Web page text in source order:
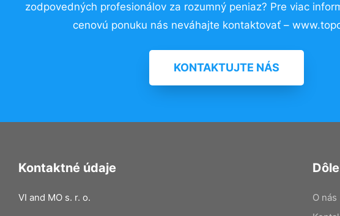
zodpovedných profesionálov za rozumný peniaz? Pre viac
cenovú ponuku nás neváhajte kontaktovať –
KONTAKTUJTE NÁS
Kontaktné údaje
VI and MO s. r. o.
O nás